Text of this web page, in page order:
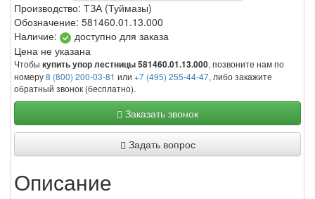
Производство: ТЗА (Туймазы)
Обозначение: 581460.01.13.000
Наличие:
доступно для заказа
Цена не указана
Чтобы купить упор лестницы 581460.01.13.000, позвоните нам по
номеру8 (800) 200-03-81 или +7 (495) 255-44-47, либо закажите
обратный звонок (бесплатно).
Заказать звонок
Задать вопрос
Описание